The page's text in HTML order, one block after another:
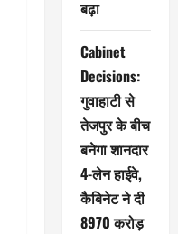
बढ़ा
Cabinet
Decisions:
गुवाहाटी से
तेजपुर के बीच
बनेगा शानदार
4-लेन हाईवे,
कैबिनेट ने दी
8970 करोड़